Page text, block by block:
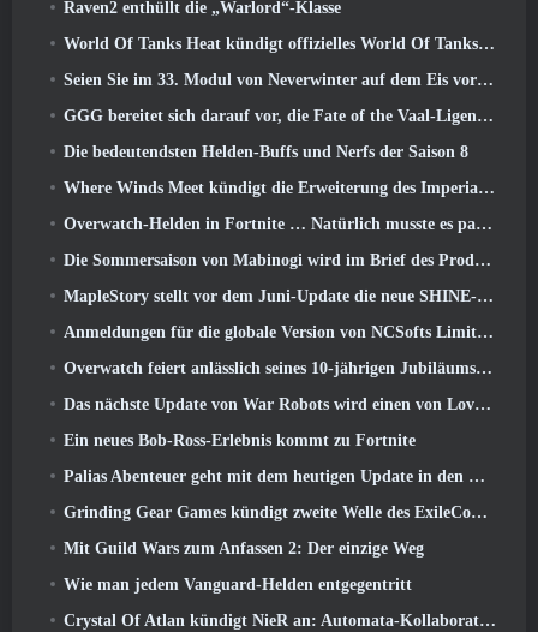
Raven2 enthüllt die „Warlord“-Klasse
World Of Tanks Heat kündigt offizielles World Of Tanks an: HEAT-Startdatum
Seien Sie im 33. Modul von Neverwinter auf dem Eis vorsichtig, Beißende Kälte
GGG bereitet sich darauf vor, die Fate of the Vaal-Ligen von Path of Exile 2 vor der Veröffentlichung von Return Of The Ancients zu verschieben
Die bedeutendsten Helden-Buffs und Nerfs der Saison 8
Where Winds Meet kündigt die Erweiterung des Imperial Palace an und teilt eine „massive“ Content-Roadmap mit
Overwatch-Helden in Fortnite … Natürlich musste es passieren
Die Sommersaison von Mabinogi wird im Brief des Produzenten enthüllt
MapleStory stellt vor dem Juni-Update die neue SHINE-Klasse vor
Anmeldungen für die globale Version von NCSofts Limit Zero Breakers „Prologue Test“ sind im Gange
Overwatch feiert anlässlich seines 10-jährigen Jubiläums „Ein Jahrzehnt der Helden“.
Das nächste Update von War Robots wird einen von Lovecraft inspirierten Scharfschützen vorstellen
Ein neues Bob-Ross-Erlebnis kommt zu Fortnite
Palias Abenteuer geht mit dem heutigen Update in den Royal Highlands weiter
Grinding Gear Games kündigt zweite Welle des ExileCon-Ticketverkaufs an
Mit Guild Wars zum Anfassen 2: Der einzige Weg
Wie man jedem Vanguard-Helden entgegentritt
Crystal Of Atlan kündigt NieR an: Automata-Kollaborationsveranstaltung